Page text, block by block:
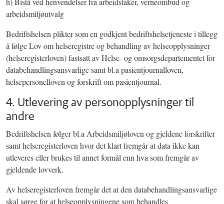
arbeidsmiljøutvalg
Bedriftshelsen plikter som en godkjent bedriftshelsetjeneste i tillegg
å følge Lov om helseregistre og behandling av helseopplysninger
(helseregisterloven) fastsatt av Helse- og omsorgsdepartementet for
databehandlingsansvarlige samt bl.a pasientjournalloven,
helsepersonelloven og forskrift om pasientjournal.
4. Utlevering av personopplysninger til
andre
Bedriftshelsen følger bl.a Arbeidsmiljøloven og gjeldene forskrifter
samt helseregisterloven hvor det klart fremgår at data ikke kan
utleveres eller brukes til annet formål enn hva som fremgår av
gjeldende lovverk.
Av helseregisterloven fremgår det at den databehandlingsansvarlige
skal sørge for at helseopplysningene som behandles